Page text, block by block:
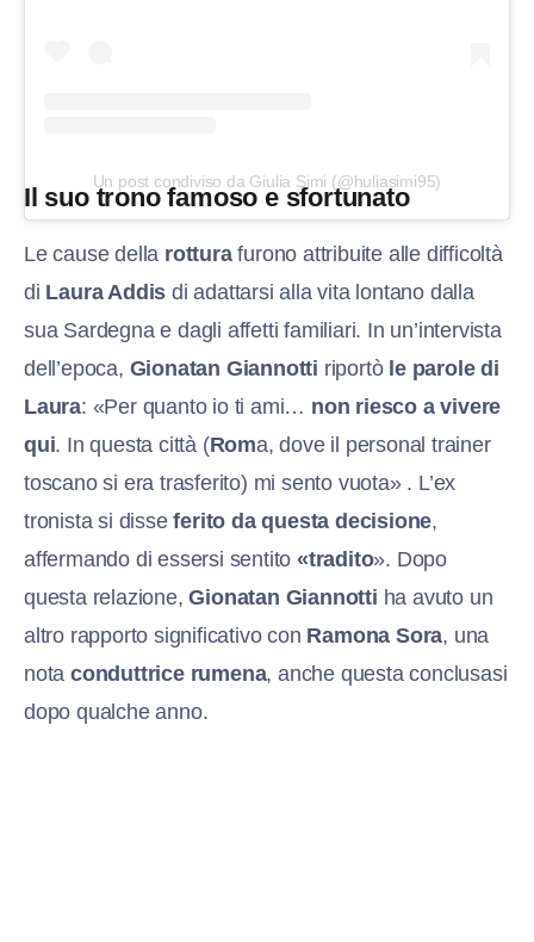
Un post condiviso da Giulia Simi (@huliasimi95)
Il suo trono famoso e sfortunato
Le cause della rotturafurono attribuite alle difficoltà
di Laura Addis di adattarsi alla vita lontano dalla
sua Sardegna e dagli affetti familiari. In un’intervista
dell’epoca, Gionatan Giannotti riportò le parole di
Laura: «Per quanto io ti ami… non riesco a vivere
qui. In questa città (Roma, dove il personal trainer
toscano si era trasferito) mi sento vuota» . L’ex
tronista si disseferito da questa decisione,
affermando di essersi sentito«tradito». Dopo
questa relazione,Gionatan Giannotti ha avuto un
altro rapporto significativo con Ramona Sora, una
nota conduttrice rumena, anche questa conclusasi
dopo qualche anno.